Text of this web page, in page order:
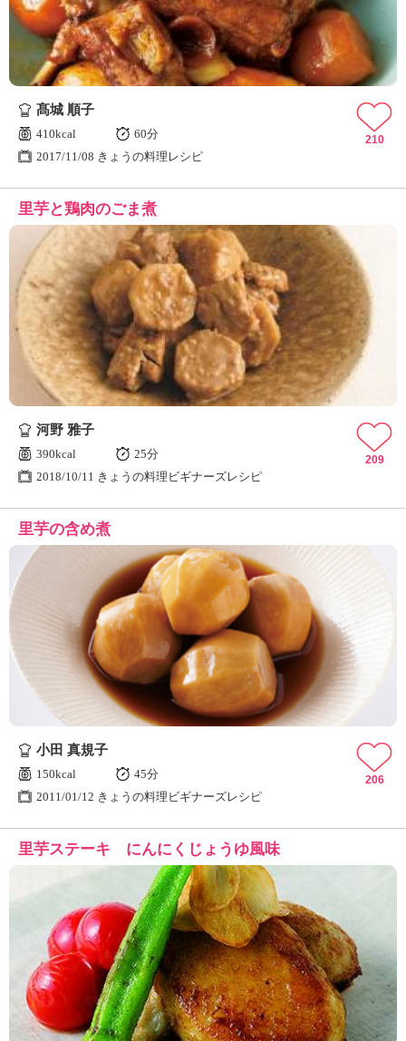
髙城 順子
410kcal
60分
2017/11/08 きょうの料理レシピ
210
里芋と鶏肉のごま煮
河野 雅子
390kcal
25分
2018/10/11 きょうの料理ビギナーズレシピ
209
里芋の含め煮
小田 真規子
150kcal
45分
2011/01/12 きょうの料理ビギナーズレシピ
206
里芋ステーキ にんにくじょうゆ風味